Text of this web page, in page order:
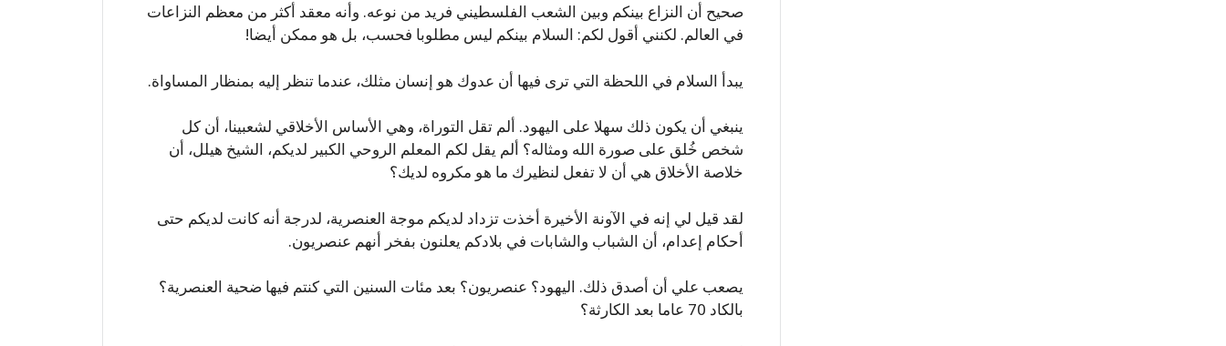
صحيح أن النزاع بينكم وبين الشعب الفلسطيني فريد من نوعه. وأنه معقد أكثر من معظم النزاعات
في العالم. لكنني أقول لكم: السلام بينكم ليس مطلوبا فحسب، بل هو ممكن أيضا!
يبدأ السلام في اللحظة التي ترى فيها أن عدوك هو إنسان مثلك، عندما تنظر إليه بمنظار المساواة.
ينبغي أن يكون ذلك سهلا على اليهود. ألم تقل التوراة، وهي الأساس الأخلاقي لشعبينا، أن كل
شخص خُلق على صورة الله ومثاله؟ ألم يقل لكم المعلم الروحي الكبير لديكم، الشيخ هيلل، أن
خلاصة الأخلاق هي أن لا تفعل لنظيرك ما هو مكروه لديك؟
لقد قيل لي إنه في الآونة الأخيرة أخذت تزداد لديكم موجة العنصرية، لدرجة أنه كانت لديكم حتى
أحكام إعدام، أن الشباب والشابات في بلادكم يعلنون بفخر أنهم عنصريون.
يصعب علي أن أصدق ذلك. اليهود؟ عنصريون؟ بعد مئات السنين التي كنتم فيها ضحية العنصرية؟
بالكاد 70 عاما بعد الكارثة؟